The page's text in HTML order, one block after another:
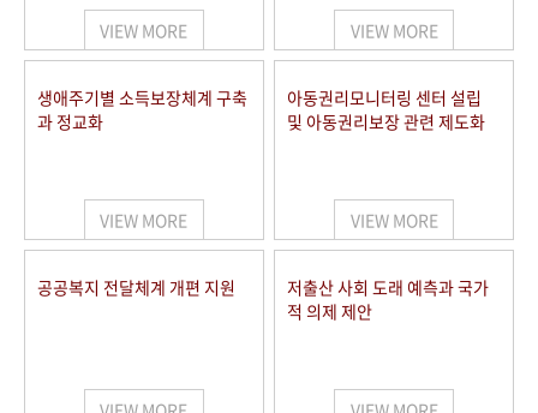
VIEW MORE VIEW MORE
생애주기별 소득보장체계 구축
과 정교화
VIEW MORE
아동권리모니터링 센터 설립
및 아동권리보장 관련 제도화
VIEW MORE
공공복지 전달체계 개편 지원
저출산 사회 도래 예측과 국가
적 의제 제안